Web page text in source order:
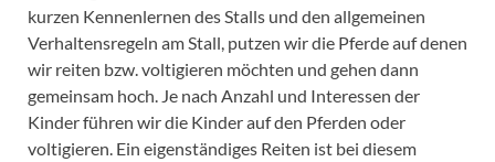
kurzen Kennenlernen des Stalls und den allgemeinen
Verhaltensregeln am Stall, putzen wir die Pferde auf denen
wir reiten bzw. voltigieren möchten und gehen dann
gemeinsam hoch. Je nach Anzahl und Interessen der
Kinder führen wir die Kinder auf den Pferden oder
voltigieren. Ein eigenständiges Reiten ist bei diesem